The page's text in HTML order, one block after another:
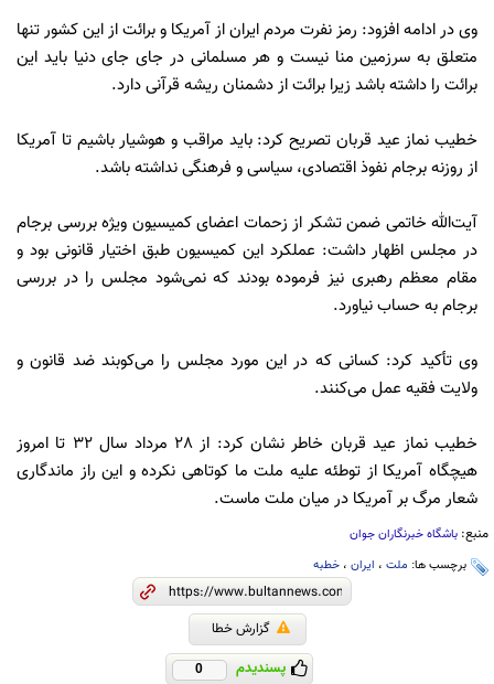
وی در ادامه افزود: رمز نفرت مردم ایران از آمریکا و برائت از این کشور تنها
متعلق به سرزمین منا نیست و هر مسلمانی در جای جای دنیا باید این
برائت را داشته باشد زیرا برائت از دشمنان ریشه قرآنی دارد.
خطیب نماز عید قربان تصریح کرد: باید مراقب و هوشیار باشیم تا آمریکا
از روزنه برجام نفوذ اقتصادی، سیاسی و فرهنگی نداشته باشد.
آیت‌الله خاتمی ضمن تشکر از زحمات اعضای کمیسیون ویژه بررسی برجام
در مجلس اظهار داشت: عملکرد این کمیسیون طبق اختیار قانونی بود و
مقام معظم رهبری نیز فرموده بودند که نمی‌شود مجلس را در بررسی
برجام به حساب نیاورد.
وی تأکید کرد: کسانی که در این مورد مجلس را می‌کوبند ضد قانون و
ولایت فقیه عمل می‌کنند.
خطیب نماز عید قربان خاطر نشان کرد: از 28 مرداد سال 32 تا امروز
هیچگاه آمریکا از توطئه علیه ملت ما کوتاهی نکرده و این راز ماندگاری
شعار مرگ بر آمریکا در میان ملت ماست.
منبع: باشگاه خبرنگاران جوان
برچسب ها: ملت ، ایران ، خطبه
گزارش خطا
پسندیدم 0